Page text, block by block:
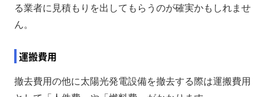
る業者に見積もりを出してもらうのが確実かもしれませ
ん。
運搬費用
撤去費用の他に太陽光発電設備を撤去する際は運搬費用